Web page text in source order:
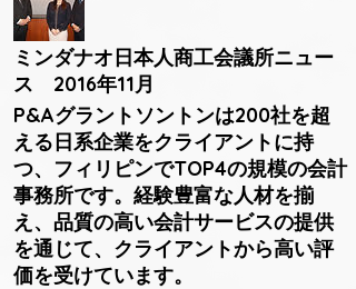
ミンダナオ日本人商工会議所ニュー
ス 2016年11月
P&Aグラントソントンは200社を超
える日系企業をクライアントに持
つ、フィリピンでTOP4の規模の会計
事務所です。経験豊富な人材を揃
え、品質の高い会計サービスの提供
を通じて、クライアントから高い評
価を受けています。